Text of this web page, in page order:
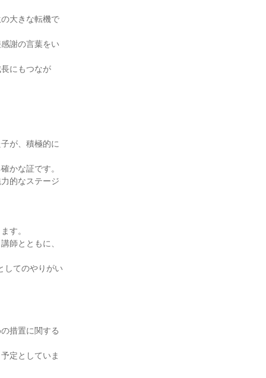
大きな転機で
謝の言葉をい
にもつなが
が、積極的に
かな証です。
的なステージ
す。
師とともに、
してのやりがい
措置に関する
定としていま